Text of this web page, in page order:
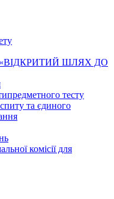
ШЛЯХ ДО
тесту
та єдиного
комісії для